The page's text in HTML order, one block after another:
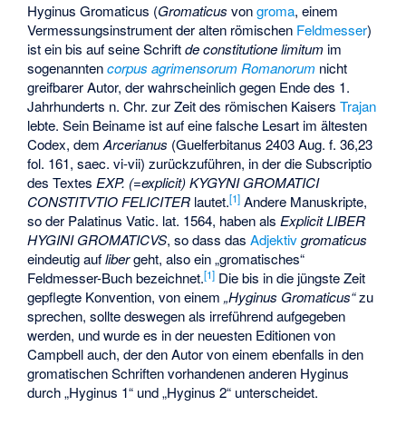
Hyginus Gromaticus (Gromaticus vongroma, einem
Vermessungsinstrument der alten römischen Feldmesser)
ist ein bis auf seine Schriftde constitutione limitum im
sogenanntencorpus agrimensorum Romanorum nicht
greifbarer Autor, der wahrscheinlich gegen Ende des 1.
Jahrhunderts n. Chr. zur Zeit des römischen KaisersTrajan
lebte. Sein Beiname ist auf eine falsche Lesart im ältesten
Codex, demArcerianus (Guelferbitanus 2403 Aug. f. 36,23
fol. 161, saec. vi-vii) zurückzuführen, in der die Subscriptio
des TextesEXP. (=explicit) KYGYNI GROMATICI
CONSTITVTIO FELICITER lautet.[1] Andere Manuskripte,
so der Palatinus Vatic. lat. 1564, haben alsExplicitLIBER
HYGINI GROMATICVS, so dass dasAdjektiv gromaticus
eindeutig auflibergeht, also ein „gromatisches“
Feldmesser-Buch bezeichnet.[1] Die bis in die jüngste Zeit
gepflegte Konvention, von einem„Hyginus Gromaticus“zu
sprechen, sollte deswegen als irreführend aufgegeben
werden, und wurde es in der neuesten Editionen von
Campbell auch, der den Autor von einem ebenfalls in den
gromatischen Schriften vorhandenen anderen Hyginus
durch „Hyginus 1“ und „Hyginus 2“ unterscheidet.